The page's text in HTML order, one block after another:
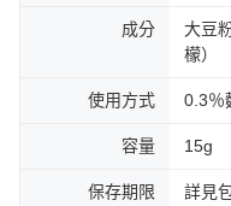
成分
大豆
檬）
使用方式 0.3％
容量 15g
保存期限 詳見